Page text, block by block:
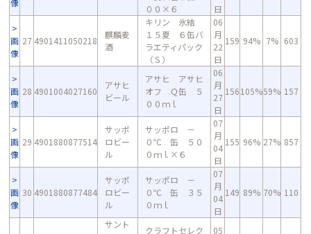
像
００×６
日
画
像
27 4901411050218
麒麟麦
酒
キリン 氷結
１５夏 ６缶バ
ラエティパック
（Ｓ）
06
月
22
日
159 94% 7% 603
画
像
28 4901004027160
アサヒ
ビール
アサヒ アサヒ
オフ Ｑ缶 ５
００ｍｌ
06
月
27
日
156105%59% 157
画
像
29 4901880877514
サッポ
ロビー
ル
サッポロ －
０℃ 缶 ５０
０ｍｌ×６
07
月
04
日
155 96% 27% 857
画
像
30 4901880877484
サッポ
ロビー
ル
サッポロ －
０℃ 缶 ３５
０ｍｌ
07
月
04
日
149 89% 70% 110
サント
クラフトセレク
05